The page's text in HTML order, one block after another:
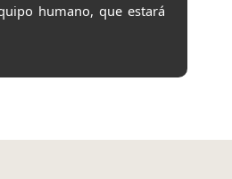
humano, que estará